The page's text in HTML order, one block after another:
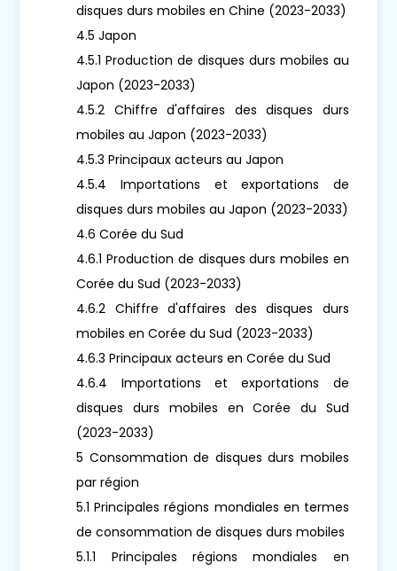
disques durs mobiles en Chine (2023-2033)
4.5 Japon
4.5.1 Production de disques durs mobiles au
Japon (2023-2033)
4.5.2 Chiffre d'affaires des disques durs
mobiles au Japon (2023-2033)
4.5.3 Principaux acteurs au Japon
4.5.4 Importations et exportations de
disques durs mobiles au Japon (2023-2033)
4.6 Corée du Sud
4.6.1 Production de disques durs mobiles en
Corée du Sud (2023-2033)
4.6.2 Chiffre d'affaires des disques durs
mobiles en Corée du Sud (2023-2033)
4.6.3 Principaux acteurs en Corée du Sud
4.6.4 Importations et exportations de
disques durs mobiles en Corée du Sud
(2023-2033)
5 Consommation de disques durs mobiles
par région
5.1 Principales régions mondiales en termes
de consommation de disques durs mobiles
5.1.1 Principales régions mondiales en